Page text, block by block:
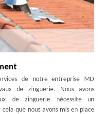
de notre entreprise MD
de zinguerie. Nous avons
de zinguerie nécessite un
que nous avons mis en place